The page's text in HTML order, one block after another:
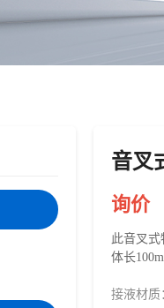
音叉
询价
此音叉式
体长
接液材质